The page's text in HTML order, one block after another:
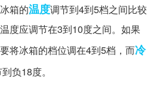
箱的温度调节到4到5档之间比较
度应调节在3到10度之间。如果
将冰箱的档位调在4到5档，而冷
负18度。